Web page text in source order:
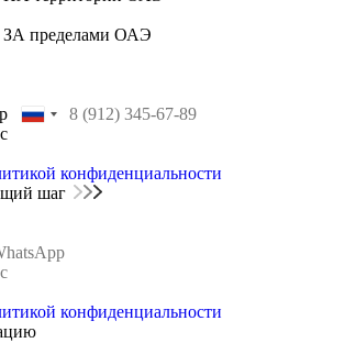
ЗА пределами ОАЭ
конфиденциальности
шаг
конфиденциальности